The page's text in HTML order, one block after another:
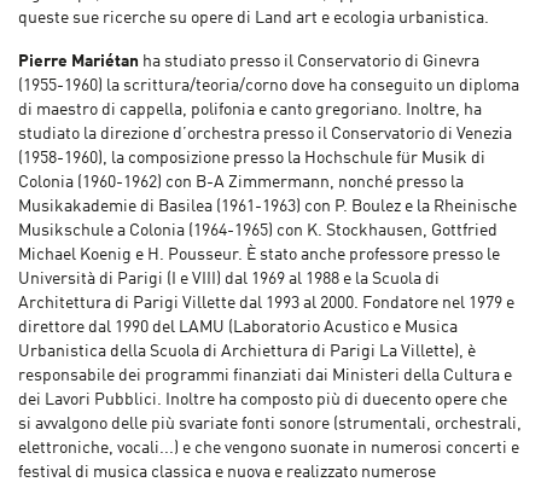
queste sue ricerche su opere di Land art e ecologia urbanistica.
Pierre Mariétan ha studiato presso il Conservatorio di Ginevra
(1955-1960) la scrittura/teoria/corno dove ha conseguito un diploma
di maestro di cappella, polifonia e canto gregoriano. Inoltre, ha
studiato la direzione d’orchestra presso il Conservatorio di Venezia
(1958-1960), la composizione presso la Hochschule für Musik di
Colonia (1960-1962) con B-A Zimmermann, nonché presso la
Musikakademie di Basilea (1961-1963) con P. Boulez e la Rheinische
Musikschule a Colonia (1964-1965) con K. Stockhausen, Gottfried
Michael Koenig e H. Pousseur. È stato anche professore presso le
Università di Parigi (I e VIII) dal 1969 al 1988 e la Scuola di
Architettura di Parigi Villette dal 1993 al 2000. Fondatore nel 1979 e
direttore dal 1990 del LAMU (Laboratorio Acustico e Musica
Urbanistica della Scuola di Archiettura di Parigi La Villette), è
responsabile dei programmi finanziati dai Ministeri della Cultura e
dei Lavori Pubblici. Inoltre ha composto più di duecento opere che
si avvalgono delle più svariate fonti sonore (strumentali, orchestrali,
elettroniche, vocali...) e che vengono suonate in numerosi concerti e
festival di musica classica e nuova e realizzato numerose